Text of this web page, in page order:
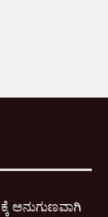
ಅನುಗುಣವಾಗಿ